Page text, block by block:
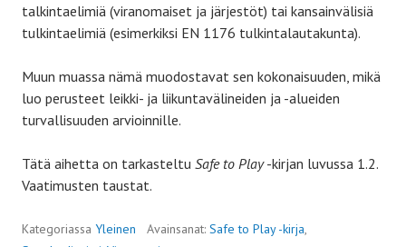
talkintaelimiä (viranomaiset ja järjestöt) tai kansainvälisiä
tulkintaelimiä (esimerkiksi EN 1176 tulkintalautakunta).
Muun muassa nämä muodostavat sen kokonaisuuden, mikä
luo perusteet leikki- ja liikuntavälineiden ja -alueiden
turvallisuuden arvioinnille.
Tätä aihetta on tarkasteltu Safe to Play-kirjan luvussa 1.2.
Vaatimusten taustat.
Kategoriassa Yleinen Avainsanat: Safe to Play -kirja,